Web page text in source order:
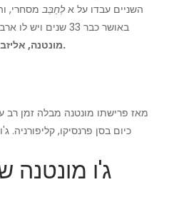
השניים עבדו על אלְחַבֵּב מסחרי,
באושר כבר 33 שנים ויש לו ארבעה ילדים בשם
מונטנה,אלכסנדרה מונטנה.
מאז פרישתו מונטנה מבלה זמן
כיום בסן פרנסיקו, קליפורניה.
ג'ו מונטנה